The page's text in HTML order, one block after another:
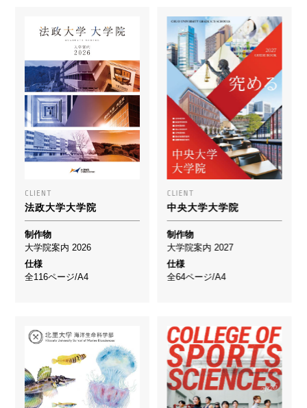
CLIENT
法政大学大学院
制作物
大学院案内 2026
仕様
全116ページ/A4
CLIENT
中央大学大学院
制作物
大学院案内 2027
仕様
全64ページ/A4